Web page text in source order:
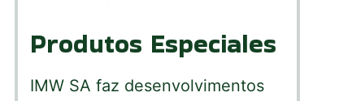
Produtos Especiales
IMW SA faz desenvolvimentos